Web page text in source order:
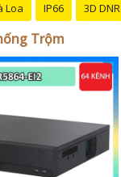
Loa IP66 3D DNR
Trộm